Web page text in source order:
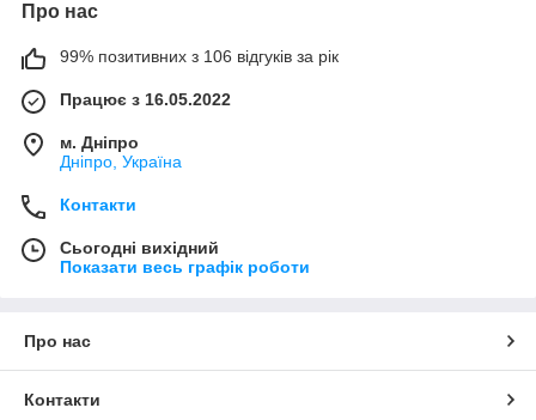
Про нас
99% позитивних з 106 відгуків за рік
Працює з 16.05.2022
м. Дніпро
Дніпро, Україна
Контакти
Сьогодні вихідний
Показати весь графік роботи
Про нас
Контакти